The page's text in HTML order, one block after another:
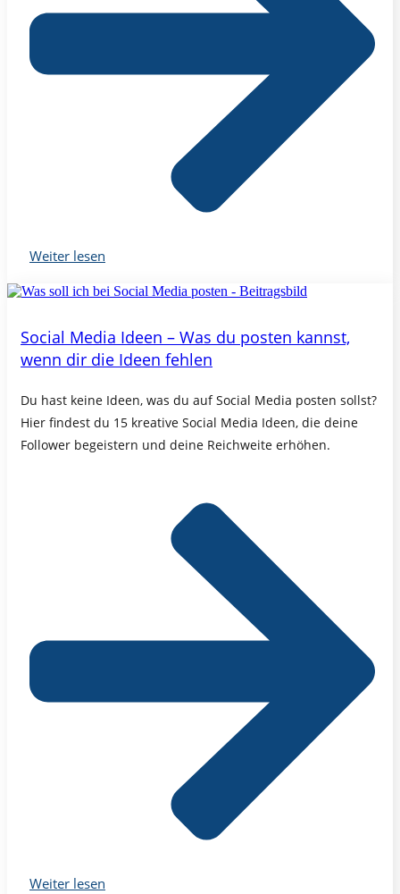
Weiter lesen
Social Media Ideen – Was du posten kannst,
wenn dir die Ideen fehlen
Du hast keine Ideen, was du auf Social Media posten sollst?
Hier findest du 15 kreative Social Media Ideen, die deine
Follower begeistern und deine Reichweite erhöhen.
Weiter lesen